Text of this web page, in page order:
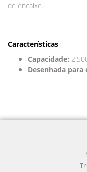
de encaixe.
Características
Capacidade:
Desenhada